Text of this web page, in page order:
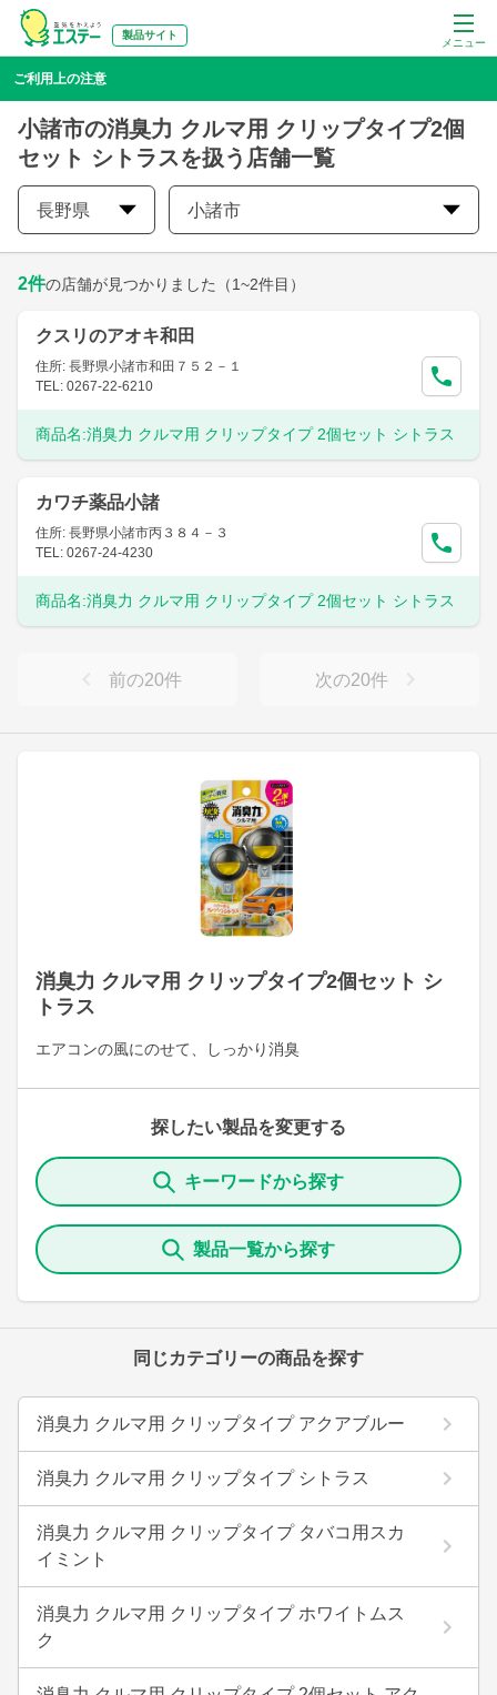
メニュー
製品サイト
ご利用上の注意
小諸市の消臭力 クルマ用 クリップタイプ2個
セット シトラスを扱う店舗一覧
長野県 小諸市
消臭力 クルマ用 クリップタイプ2個セット シ
トラス
エアコンの風にのせて、しっかり消臭
探したい製品を変更する
キーワードから探す
製品一覧から探す
同じカテゴリーの商品を探す
消臭力 クルマ用 クリップタイプ アクアブルー
消臭力 クルマ用 クリップタイプ シトラス
消臭力 クルマ用 クリップタイプ タバコ用スカ
イミント
消臭力 クルマ用 クリップタイプ ホワイトムス
ク
2件の店舗が見つかりました （1~2件目）
クスリのアオキ和田
住所: 長野県小諸市和田７５２－１
TEL: 0267-22-6210
商品名:消臭力 クルマ用 クリップタイプ 2個セット シトラス
カワチ薬品小諸
住所: 長野県小諸市丙３８４－３
TEL: 0267-24-4230
商品名:消臭力 クルマ用 クリップタイプ 2個セット シトラス
前の20件 次の20件